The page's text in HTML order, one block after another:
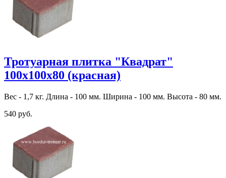
Тротуарная плитка "Квадрат"
100х100х80 (красная)
Вес - 1,7 кг. Длина - 100 мм. Ширина - 100 мм. Высота - 80 мм.
540 руб.